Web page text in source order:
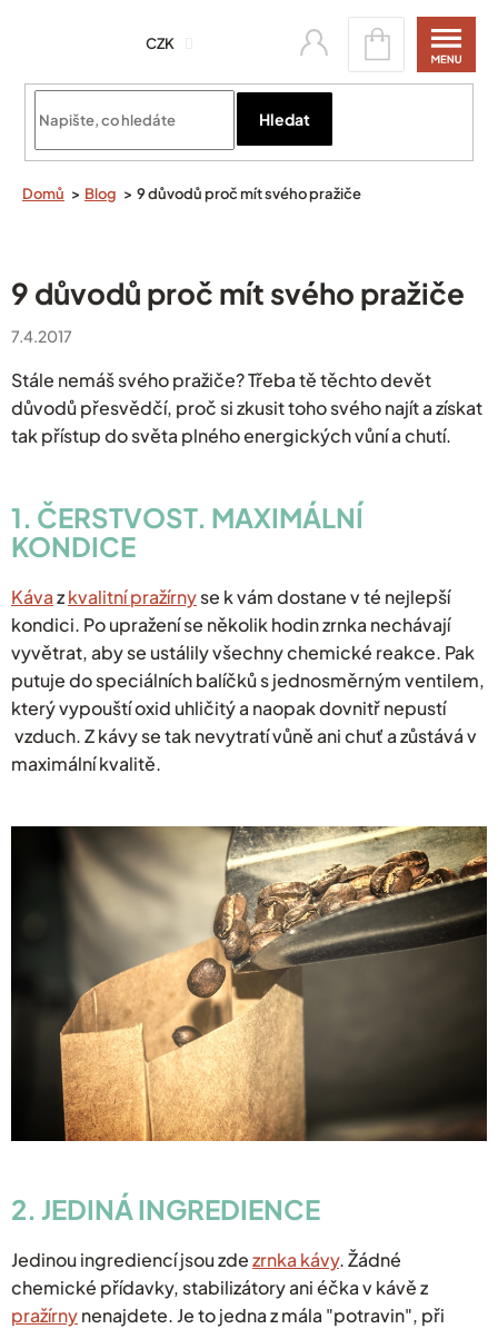
CZK
Hledat
Nákupní
košík
Domů Blog 9 důvodů proč mít svého pražiče
9 důvodů proč mít svého pražiče
7.4.2017
Stále nemáš svého pražiče? Třeba tě těchto devět
důvodů přesvědčí, proč si zkusit toho svého najít a získat
tak přístup do světa plného energických vůní a chutí.
1. ČERSTVOST. MAXIMÁLNÍ
KONDICE
Kávazkvalitní pražírnyse k vám dostane v té nejlepší
kondici. Po upražení se několik hodin zrnka nechávají
vyvětrat, aby se ustálily všechny chemické reakce. Pak
putuje do speciálních balíčků s jednosměrným ventilem,
který vypouští oxid uhličitý a naopak dovnitř nepustí
vzduch. Z kávy se tak nevytratí vůně ani chuť a zůstává v
maximální kvalitě.
2. JEDINÁ INGREDIENCE
Jedinou ingrediencí jsou zdezrnka kávy. Žádné
chemické přídavky, stabilizátory ani éčka v kávě z
pražírnynenajdete. Je to jedna z mála "potravin", při